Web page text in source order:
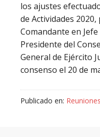
los ajustes
de Actividades
Comandante en
Presidente del
General de Ejército
consenso el 20 de
Publicado en: